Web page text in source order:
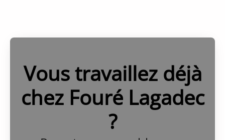
Vous travaillez déjà
chez Fouré Lagadec
?